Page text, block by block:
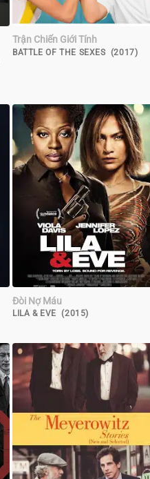
Trận Chiến Giới Tính
BATTLE OF THE SEXES (2017)
Đòi Nợ Máu
LILA & EVE (2015)